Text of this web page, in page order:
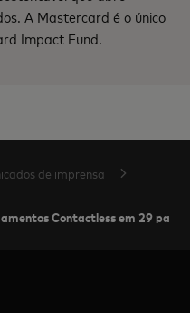
A Mastercard é o único
Impact Fund.
de imprensa
Contactless em 29 países